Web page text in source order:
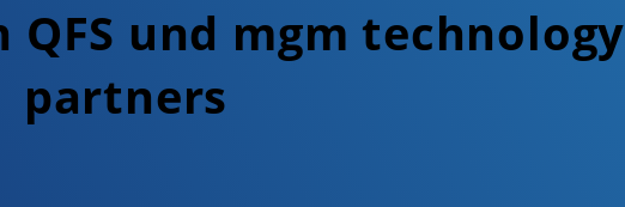
und mgm technology
partners